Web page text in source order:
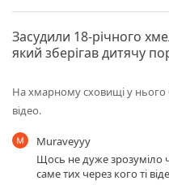
Засудили 18-річного
який зберігав дитячу
На хмарному сховищі у нього
відео.
Muraveyyy
Щось не дуже зрозуміло
саме тих через кого ті